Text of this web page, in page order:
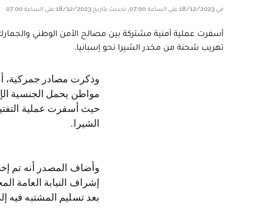
في 18/12/2023 على الساعة 07:00, تحديث بتاريخ 18/12/2023 على الساعة 07:00
أسفرت عملية أمنية مشتركة بين مصالح الأمن الوطني
تهريب شحنة من مخدر الشيرا نحو إسبانيا.
وذكرت مصادر جمركية، أن هذه العملية مكنت من ضبط سائق سيارة نفعية، وهو
مواطن يحمل الجنسية
الشيرا.
وأضاف المصدر أنه تم
إشراف النيابة العامة
بعد تسليم المشتبه فيه